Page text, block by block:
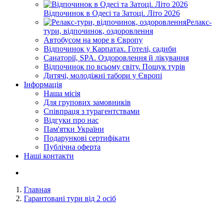
Відпочинок в Одесі та Затоці. Літо 2026
Релакс-
тури, відпочинок, оздоровлення
Автобусом на море в Європу
Відпочинок у Карпатах. Готелі, садиби
Санаторії, SPA. Оздоровлення й лікування
Відпочинок по всьому світу. Пошук турів
Дитячі, молодіжні табори у Європі
Інформація
Наша місія
Для групових замовників
Співпраця з турагентствами
Відгуки про нас
Пам'ятки України
Подарункові сертифікати
Публічна оферта
Наші контакти
Главная
Гарантовані тури від 2 осіб